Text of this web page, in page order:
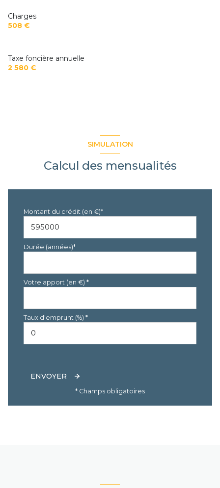
terrasse
Charges
508 €
Taxe foncière annuelle
2 580 €
SIMULATION
Calcul des mensualités
Montant du crédit (en €)*
Durée (années)*
Votre apport (en €) *
Taux d'emprunt (%) *
ENVOYER
* Champs obligatoires